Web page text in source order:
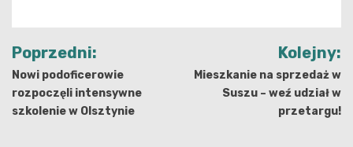
Nawigacja
wpisu
Poprzedni:
Nowi podoficerowie
rozpoczęli intensywne
szkolenie w Olsztynie
Kolejny:
Mieszkanie na sprzedaż w
Suszu – weź udział w
przetargu!